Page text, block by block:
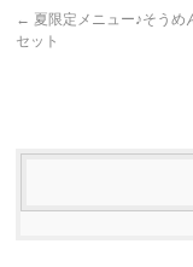
← 夏限定メニュー♪そうめ
セット